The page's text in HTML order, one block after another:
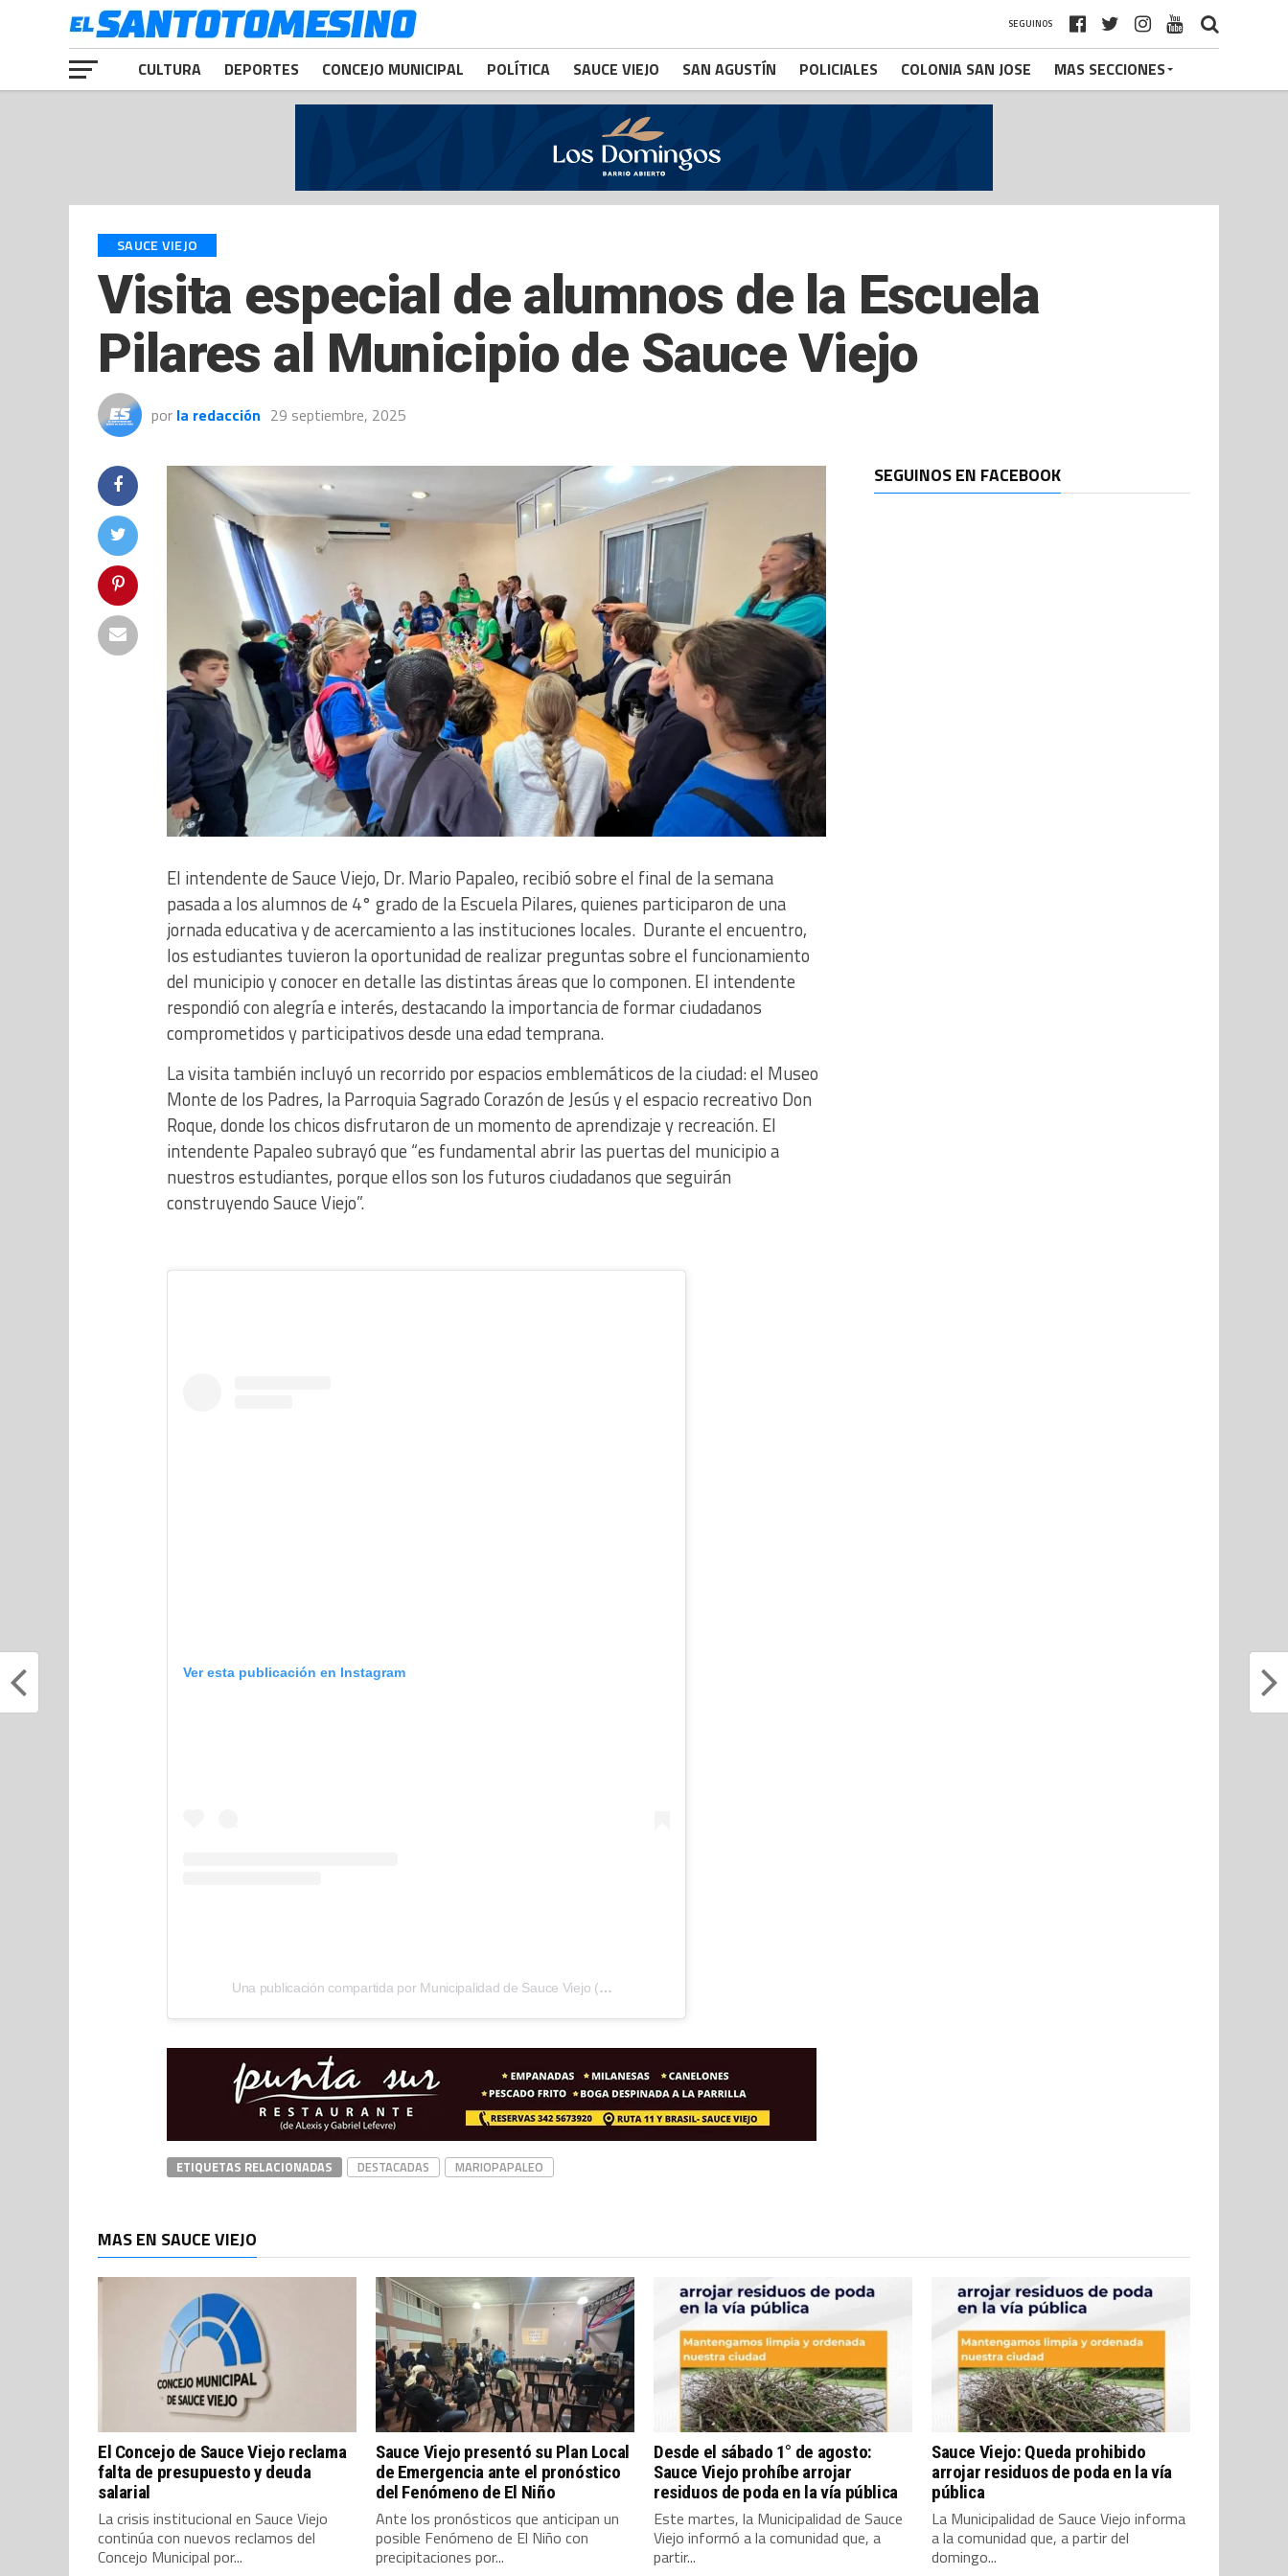
SEGUINOS
CULTURA DEPORTES CONCEJO MUNICIPAL POLÍTICA SAUCE VIEJO SAN AGUSTÍN POLICIALES COLONIA SAN JOSE MAS SECCIONES
SAUCE VIEJO
Visita especial de alumnos de la Escuela
Pilares al Municipio de Sauce Viejo
por la redacción 29 septiembre, 2025
El intendente de Sauce Viejo, Dr. Mario Papaleo, recibió sobre el final de la semana
pasada a los alumnos de 4° grado de la Escuela Pilares, quienes participaron de una
jornada educativa y de acercamiento a las instituciones locales. Durante el encuentro,
los estudiantes tuvieron la oportunidad de realizar preguntas sobre el funcionamiento
del municipio y conocer en detalle las distintas áreas que lo componen. El intendente
respondió con alegría e interés, destacando la importancia de formar ciudadanos
comprometidos y participativos desde una edad temprana.
La visita también incluyó un recorrido por espacios emblemáticos de la ciudad: el Museo
Monte de los Padres, la Parroquia Sagrado Corazón de Jesús y el espacio recreativo Don
Roque, donde los chicos disfrutaron de un momento de aprendizaje y recreación. El
intendente Papaleo subrayó que “es fundamental abrir las puertas del municipio a
nuestros estudiantes, porque ellos son los futuros ciudadanos que seguirán
construyendo Sauce Viejo”.
Ver esta publicación en Instagram
Una publicación compartida por Municipalidad de Sauce Viejo (@munisauceviejo)
ETIQUETAS RELACIONADAS DESTACADAS MARIOPAPALEO
SEGUINOS EN FACEBOOK
MAS EN SAUCE VIEJO
El Concejo de Sauce Viejo reclama
falta de presupuesto y deuda
salarial
La crisis institucional en Sauce Viejo
continúa con nuevos reclamos del
Concejo Municipal por...
Sauce Viejo presentó su Plan Local
de Emergencia ante el pronóstico
del Fenómeno de El Niño
Ante los pronósticos que anticipan un
posible Fenómeno de El Niño con
precipitaciones por...
Desde el sábado 1° de agosto:
Sauce Viejo prohíbe arrojar
residuos de poda en la vía pública
Este martes, la Municipalidad de Sauce
Viejo informó a la comunidad que, a
partir...
Sauce Viejo: Queda prohibido
arrojar residuos de poda en la vía
pública
​La Municipalidad de Sauce Viejo informa
a la comunidad que, a partir del
domingo...